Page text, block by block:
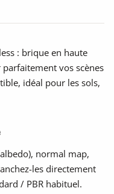
: brique en haute
vos scènes
idéal pour les sols,
normal map,
les directement
/ PBR habituel.